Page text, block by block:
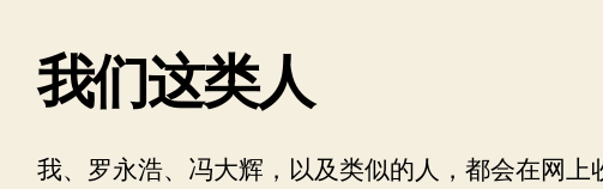
我们这类人
我、罗永浩、冯大辉，以及类似的人，都会在网上